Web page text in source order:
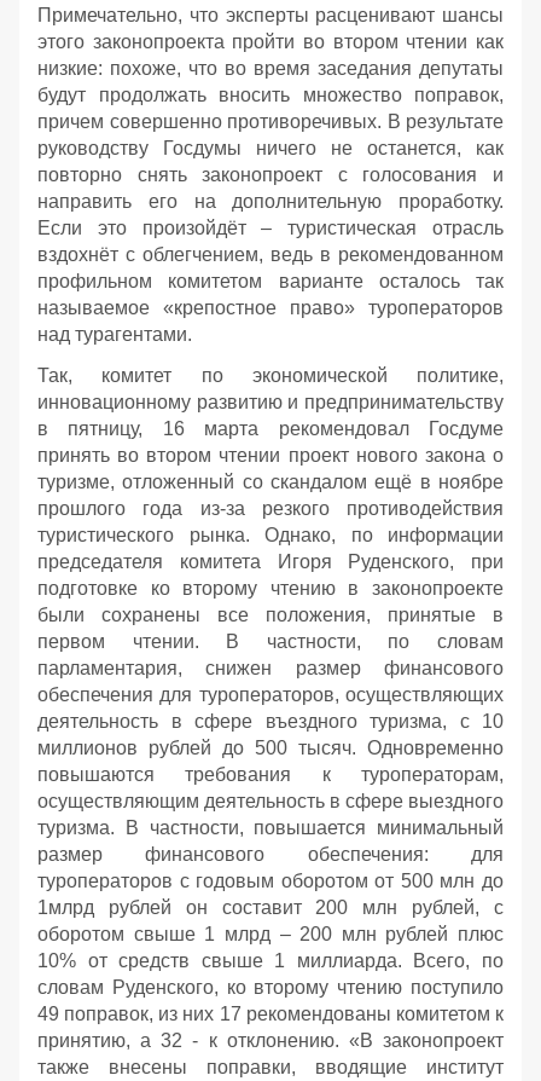
Примечательно, что эксперты расценивают шансы
этого законопроекта пройти во втором чтении как
низкие: похоже, что во время заседания депутаты
будут продолжать вносить множество поправок,
причем совершенно противоречивых. В результате
руководству Госдумы ничего не останется, как
повторно снять законопроект с голосования и
направить его на дополнительную проработку.
Если это произойдёт – туристическая отрасль
вздохнёт с облегчением, ведь в рекомендованном
профильном комитетом варианте осталось так
называемое «крепостное право» туроператоров
над турагентами.
Так, комитет по экономической политике,
инновационному развитию и предпринимательству
в пятницу, 16 марта рекомендовал Госдуме
принять во втором чтении проект нового закона о
туризме, отложенный со скандалом ещё в ноябре
прошлого года из-за резкого противодействия
туристического рынка. Однако, по информации
председателя комитета Игоря Руденского, при
подготовке ко второму чтению в законопроекте
были сохранены все положения, принятые в
первом чтении. В частности, по словам
парламентария, снижен размер финансового
обеспечения для туроператоров, осуществляющих
деятельность в сфере въездного туризма, с 10
миллионов рублей до 500 тысяч. Одновременно
повышаются требования к туроператорам,
осуществляющим деятельность в сфере выездного
туризма. В частности, повышается минимальный
размер финансового обеспечения: для
туроператоров с годовым оборотом от 500 млн до
1млрд рублей он составит 200 млн рублей, с
оборотом свыше 1 млрд – 200 млн рублей плюс
10% от средств свыше 1 миллиарда. Всего, по
словам Руденского, ко второму чтению поступило
49 поправок, из них 17 рекомендованы комитетом к
принятию, а 32 - к отклонению. «В законопроект
также внесены поправки, вводящие институт